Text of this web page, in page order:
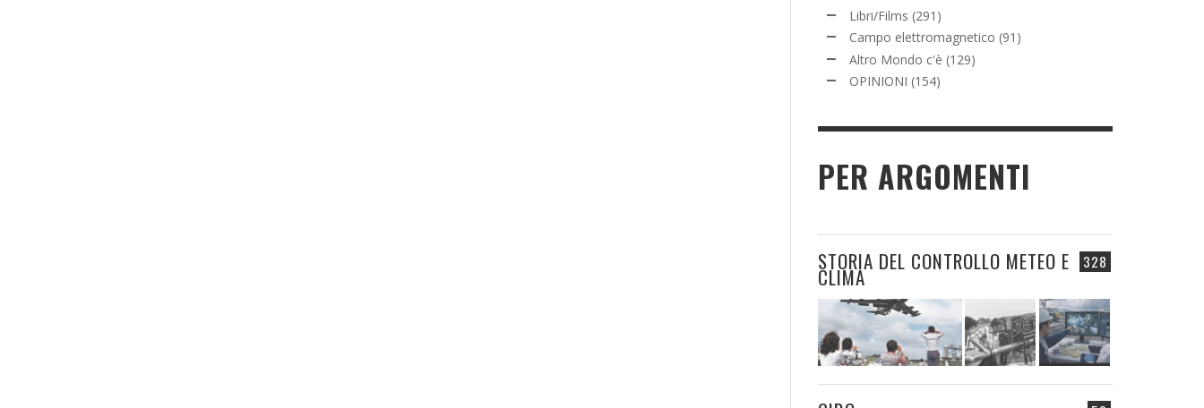
Libri/Films (291)
Campo elettromagnetico (91)
Altro Mondo c'è (129)
OPINIONI (154)
PER ARGOMENTI
328
STORIA DEL CONTROLLO METEO E
CLIMA